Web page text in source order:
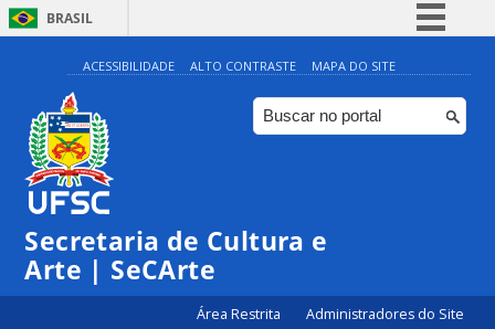
BRASIL
Simplifique!
Comunica BR
Participe
ACESSIBILIDADE ALTO CONTRASTE MAPA DO SITE
Secretaria de Cultura e
Arte | SeCArte
Área Restrita Administradores do Site
0:00
1:00